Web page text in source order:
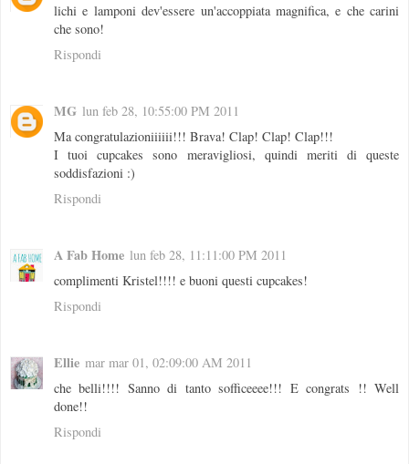
lichi e lamponi dev'essere un'accoppiata magnifica, e che carini
che sono!
Rispondi
MG lun feb 28, 10:55:00 PM 2011
Ma congratulazioniiiiii!!! Brava! Clap! Clap! Clap!!!
I tuoi cupcakes sono meravigliosi, quindi meriti di queste
soddisfazioni :)
Rispondi
A Fab Home lun feb 28, 11:11:00 PM 2011
complimenti Kristel!!!! e buoni questi cupcakes!
Rispondi
Ellie mar mar 01, 02:09:00 AM 2011
che belli!!!! Sanno di tanto sofficeeee!!! E congrats !! Well
done!!
Rispondi